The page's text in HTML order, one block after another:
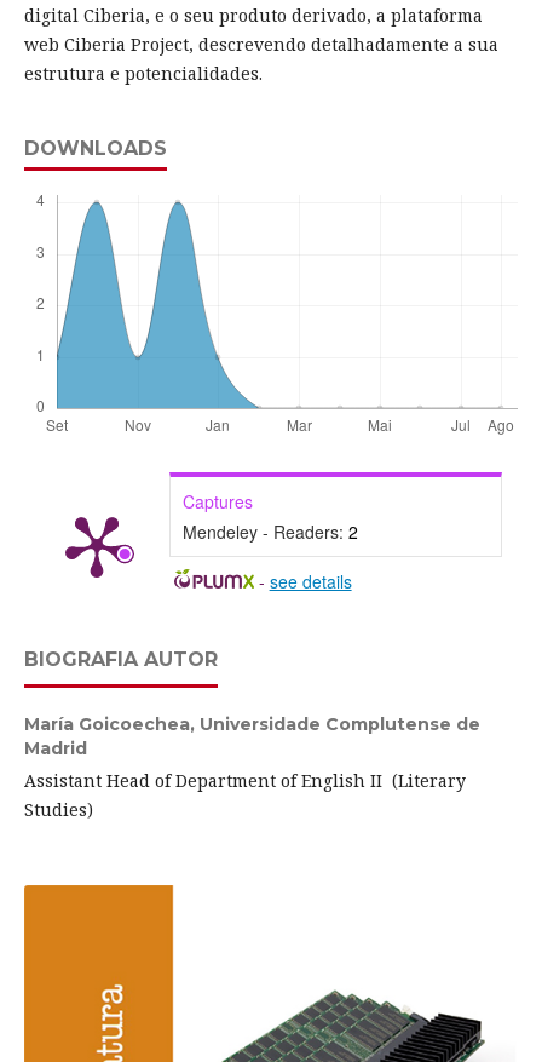
digital Ciberia, e o seu produto derivado, a plataforma
web Ciberia Project, descrevendo detalhadamente a sua
estrutura e potencialidades.
DOWNLOADS
Captures
Mendeley - Readers: 2
- see details
BIOGRAFIA AUTOR
María Goicoechea, Universidade Complutense de
Madrid
Assistant Head of Department of English II (Literary
Studies)